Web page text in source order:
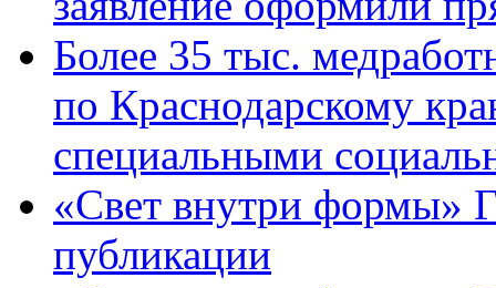
Более 35 тыс.
по Краснодарскому
специальными
«Свет внутри формы»
публикации